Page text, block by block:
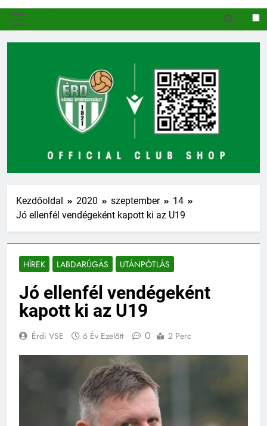
Kezdőoldal 2020 szeptember
14
Jó ellenfél vendégeként kapott ki az U19
HÍREK LABDARÚGÁS UTÁNPÓTLÁS
Jó ellenfél vendégeként
kapott ki az U19
Érdi VSE 6 Év Ezelőtt 0 2 Perc